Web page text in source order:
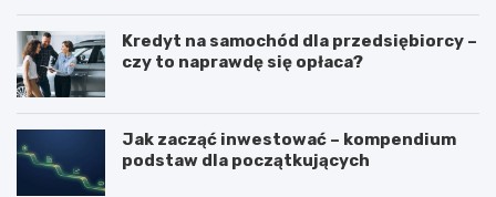
Kredyt na samochód dla przedsiębiorcy –
czy to naprawdę się opłaca?
Jak zacząć inwestować – kompendium
podstaw dla początkujących